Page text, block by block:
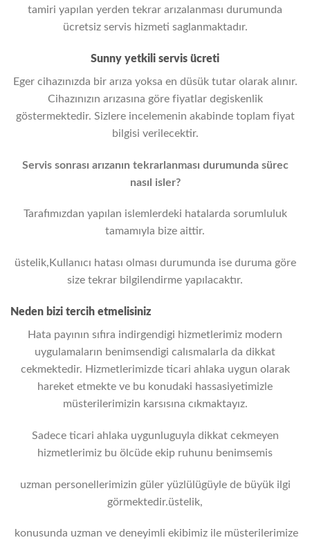
tamiri yapılan yerden tekrar arızalanması durumunda
ücretsiz servis hizmeti saglanmaktadır.
Sunny yetkili servis ücreti
Eger cihazınızda bir arıza yoksa en düsük tutar olarak alınır.
Cihazınızın arızasına göre fiyatlar degiskenlik
göstermektedir. Sizlere incelemenin akabinde toplam fiyat
bilgisi verilecektir.
Servis sonrası arızanın tekrarlanması durumunda sürec
nasıl isler?
Tarafımızdan yapılan islemlerdeki hatalarda sorumluluk
tamamıyla bize aittir.
üstelik,Kullanıcı hatası olması durumunda ise duruma göre
size tekrar bilgilendirme yapılacaktır.
Neden bizi tercih etmelisiniz
Hata payının sıfıra indirgendigi hizmetlerimiz modern
uygulamaların benimsendigi calısmalarla da dikkat
cekmektedir. Hizmetlerimizde ticari ahlaka uygun olarak
hareket etmekte ve bu konudaki hassasiyetimizle
müsterilerimizin karsısına cıkmaktayız.
Sadece ticari ahlaka uygunluguyla dikkat cekmeyen
hizmetlerimiz bu ölcüde ekip ruhunu benimsemis
uzman personellerimizin güler yüzlülügüyle de büyük ilgi
görmektedir.üstelik,
konusunda uzman ve deneyimli ekibimiz ile müsterilerimize